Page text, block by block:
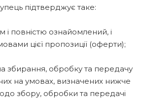
підтверджує таке:
і повністю ознайомлений, і
цієї пропозиції (оферти);
збирання, обробку та передачу
на умовах, визначених нижче
збору, обробки та передачі